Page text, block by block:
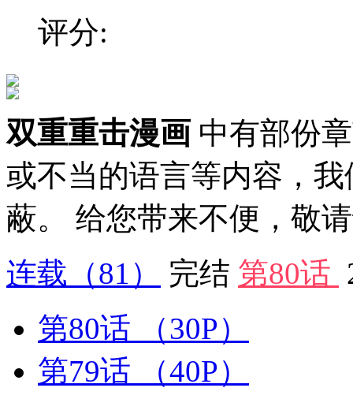
评分:
双重重击漫画 中有部份
或不当的语言等内容，
蔽。 给您带来不便，敬
连载 （81） 完结 第80话
第80话
（30P）
第79话
（40P）